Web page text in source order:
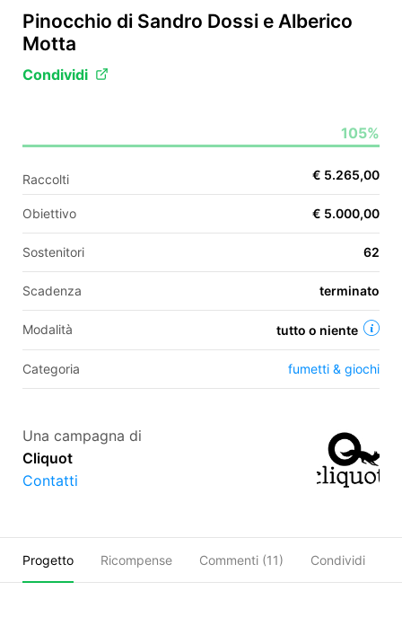
EN
FR
Pinocchio di Sandro Dossi e Alberico
Motta
Condividi
105%
Raccolti € 5.265,00
Obiettivo € 5.000,00
Sostenitori 62
Scadenza terminato
Modalità tutto o niente
Categoria fumetti & giochi
Una campagna di
Cliquot
Contatti
Progetto Ricompense Commenti (11) Condividi